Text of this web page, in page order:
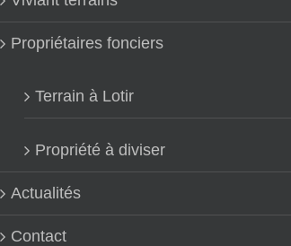
Propriétaires fonciers
Terrain à Lotir
Propriété à diviser
Actualités
Contact